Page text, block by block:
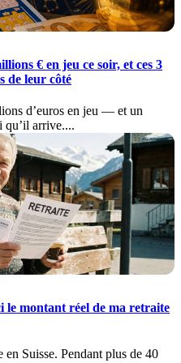
€ en jeu ce soir, et ces 3
de leur côté
d’euros en jeu — et un
qu’il arrive....
le montant réel de ma retraite
en Suisse. Pendant plus de 40